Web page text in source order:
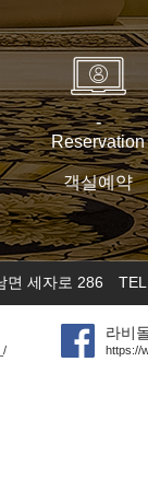
-
Reservation
객실예약
면 세자로 286
라비
https://